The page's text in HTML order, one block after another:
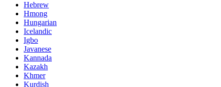
Hebrew
Hmong
Hungarian
Icelandic
Igbo
Javanese
Kannada
Kazakh
Khmer
Kurdish